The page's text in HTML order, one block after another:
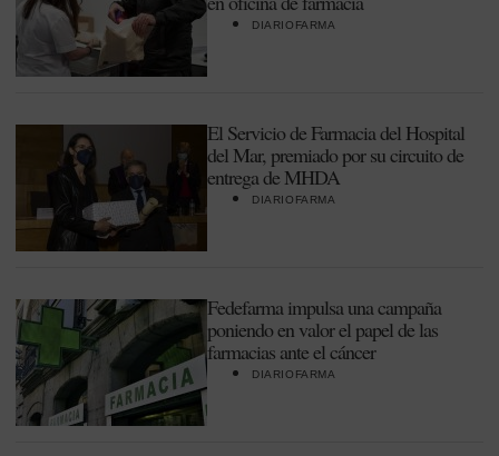
DIARIOFARMA
El Servicio de Farmacia del Hospital
del Mar, premiado por su circuito de
entrega de MHDA
DIARIOFARMA
Fedefarma impulsa una campaña
poniendo en valor el papel de las
farmacias ante el cáncer
DIARIOFARMA